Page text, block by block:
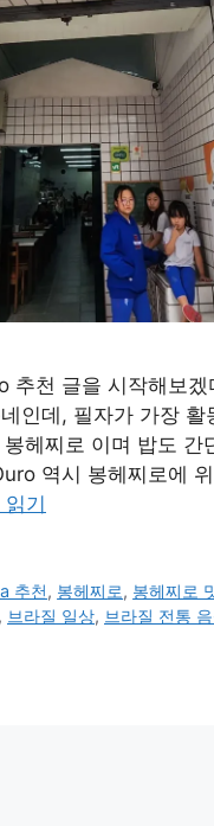
천 글을 시작해보
인데, 필자가 가장
헤찌로 이며 밥도 간
역시 봉헤찌로에
읽기
추천, 봉헤찌로, 봉헤찌로
, 브라질 일상, 브라질 전통